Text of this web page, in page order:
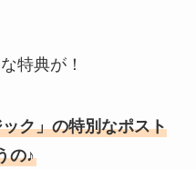
特典が！
ク」の特別なポスト
の♪